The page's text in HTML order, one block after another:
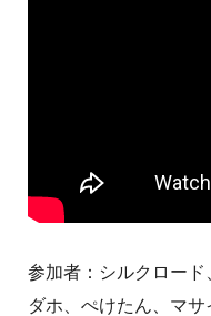
参加者：シルクロー
ダホ、ぺけたん、マサ